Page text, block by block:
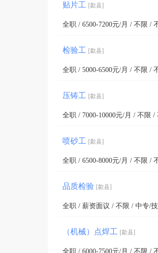
贴片工 [歙县]
全职 / 6500-7200元/月 / 不限 /
检验工 [歙县]
全职 / 5000-6500元/月 / 不限 /
压铸工 [歙县]
全职 / 7000-10000元/月 / 不限 /
喷砂工 [歙县]
全职 / 6500-8000元/月 / 不限 /
品质检验 [歙县]
全职 / 薪资面议 / 不限 / 中专/
（机械）点焊工 [歙县]
全职 / 6000-7500元/月 / 不限 /